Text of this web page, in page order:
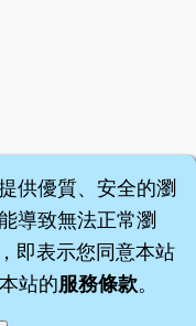
供優質、安全的瀏
導致無法正常瀏
即表示您同意本站
站的服務條款。